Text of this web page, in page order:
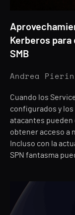
Kerberos
SMB
Andrea
Cuando los
configurados y
atacantes pueden
obtener acceso a
Incluso con la
SPN fantasma